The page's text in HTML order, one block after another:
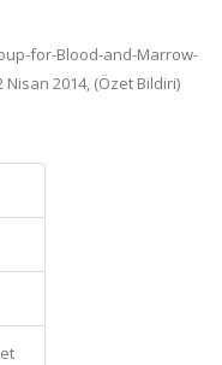
for-Blood-and-Marrow-
2014, (Özet Bildiri)